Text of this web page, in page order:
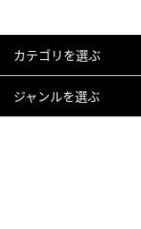
カテゴリを選ぶ
ジャンルを選ぶ